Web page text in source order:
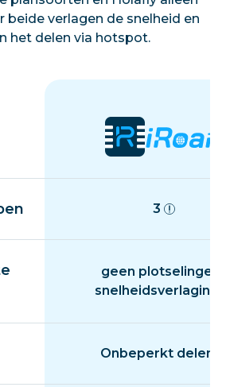
beide verlagen de snelheid en
het delen via hotspot.
3
geen plotselinge
snelheidsverlaging
Onbeperkt delen